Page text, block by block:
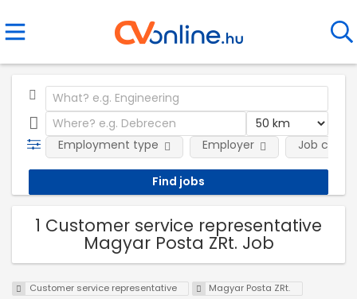
Employment type Employer Job
1 Customer service representative
Magyar Posta ZRt. Job
Customer service representative
Magyar Posta ZRt.